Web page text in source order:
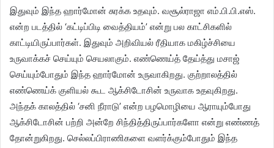
இதுவும் இந்த ஹார்மோன் சுரக்க உதவும். வசூல்ராஜா எம்.பி.பி.எஸ்.
என்ற படத்தில் ‘கட்டிப்பிடி வைத்தியம்’ என்று பல காட்சிகளில்
காட்டியிருப்பார்கள். இதுவும் அறிவியல் ரீதியாக மகிழ்ச்சியை
உருவாக்கச் செய்யும் செயலாகும். எண்ணெய்த் தேய்த்து மசாஜ்
செய்யும்போதும் இந்த ஹார்மோன் உருவாகிறது. குற்றாலத்தில்
எண்ணெய்க் குளியல் கூட ஆக்சிடோசின் உருவாக உதவுகிறது.
அந்தக் காலத்தில் ‘சனி நீராடு’ என்ற பழமொழியை ஆராயும்போது
ஆக்சிடோசின் பற்றி அன்றே சிந்தித்திருப்பார்களோ என்று எண்ணத்
தோன்றுகிறது. செல்லப்பிராணிகளை வளர்க்கும்போதும் இந்த